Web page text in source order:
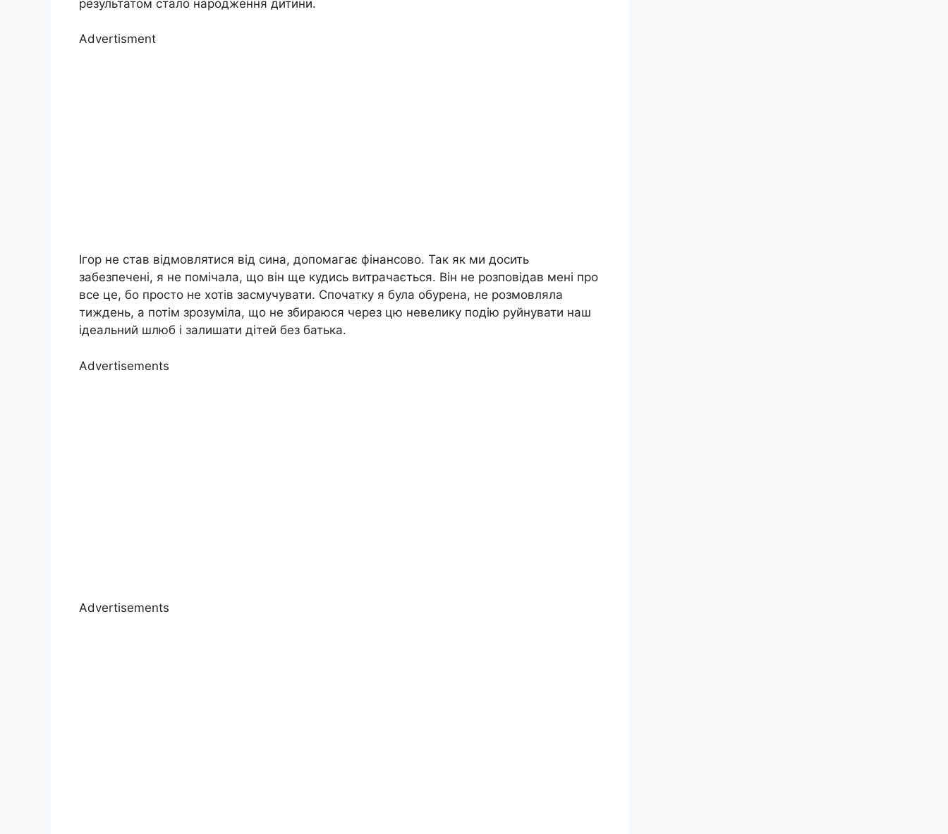
результатом стало народження дитини.
Advertisment
Ігор не став відмовлятися від сина, допомагає фінансово. Так як ми досить
забезпечені, я не помічала, що він ще кудись витрачається. Він не розповідав мені про
все це, бо просто не хотів засмучувати. Спочатку я була обурена, не розмовляла
тиждень, а потім зрозуміла, що не збираюся через цю невелику подію руйнувати наш
ідеальний шлюб і залишати дітей без батька.
Advertisements
Advertisements